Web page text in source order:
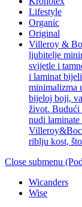
Lifestyle
Organic
Original
Villeroy &
ljubitelje
svijetle i
i laminat
minimalizma
bijeloj boji,
život. Budući
nudi
riblju kost,
Close submenu
Wicanders
Wise